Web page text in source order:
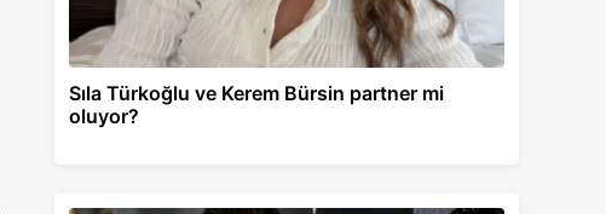
Sıla Türkoğlu ve Kerem Bürsin partner mi
oluyor?